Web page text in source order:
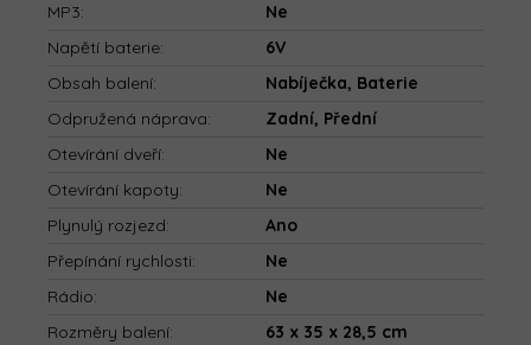
MP3:
Ne
Napětí baterie:
6V
Obsah balení:
Nabíječka, Baterie
Odpružená náprava:
Zadní, Přední
Otevírání dveří:
Ne
Otevírání kapoty:
Ne
Plynulý rozjezd:
Ano
Přepínání rychlosti:
Ne
Rádio:
Ne
Rozměry balení:
63 x 35 x 28,5 cm